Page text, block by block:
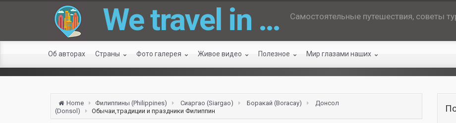
We travel in … Самостоятельные путешествия, советы
Об авторах Страны Фото галерея Живое видео Полезное Мир глазами наших
Home Филиппины (Philippines) Сиаргао (Siargao) Боракай (Boracay)
Донсол
(Donsol)
Обычаи,традиции и праздники Филиппин